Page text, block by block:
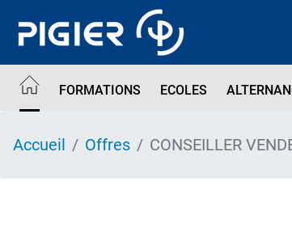
contenu
FORMATIONS ECOLES
Accueil Offres CONSEILLER